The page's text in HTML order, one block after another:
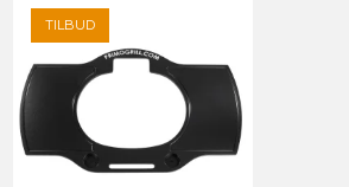
TILBUD